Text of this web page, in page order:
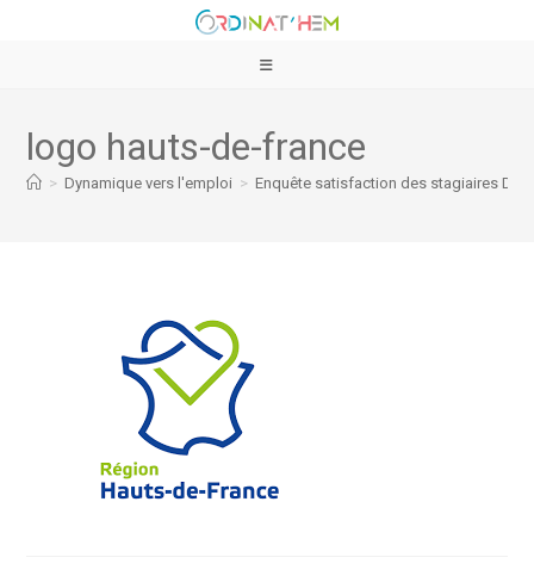
logo hauts-de-france
> Dynamique vers l'emploi > Enquête satisfaction des stagiaires DVE